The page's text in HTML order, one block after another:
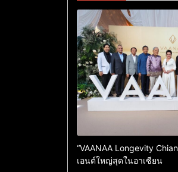
“VAANAA Longevity
เอนต์ใหญ่สุดในอาเซียน